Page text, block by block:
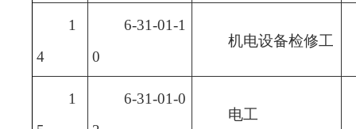
1
4
6-31-01-1
0
机电设备检修工
1
6-31-01-0
电工